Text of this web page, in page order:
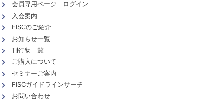
会員専用ページ ログイン
入会案内
FISCのご紹介
お知らせ一覧
刊行物一覧
ご購入について
セミナーご案内
FISCガイドラインサーチ
お問い合わせ